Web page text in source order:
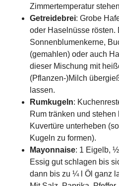
Zimmertemperatur
Getreidebrei: Grobe
oder Haselnüsse rösten.
Sonnenblumenkerne,
(gemahlen) oder auch
dieser Mischung mit
(Pflanzen-)Milch
lassen.
Rumkugeln:
Rum tränken und
Kuvertüre unterheben
Kugeln zu formen).
Mayonnaise: 1 Eigelb,
Essig gut schlagen bis
dann bis zu ¼ l Öl ganz